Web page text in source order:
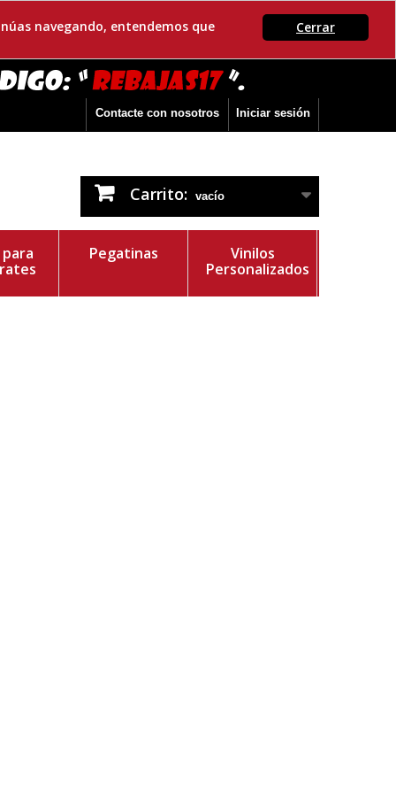
Cerrar
navegando, entendemos que
Iniciar sesión
Contacte con nosotros
Carrito: vacío
Pegatinas
Vinilos
Personalizados